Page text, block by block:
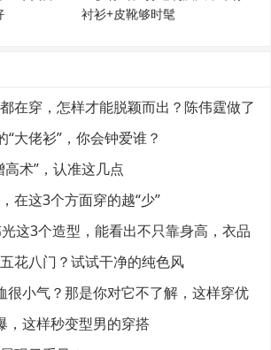
衬衫+皮靴够时髦
在穿，怎样才能脱颖而出？陈伟霆做了
“大佬衫”，你会钟爱谁？
高术”，认准这几点
在这3个方面穿的越“少”
这3个造型，能看出不只靠身高，衣品
花八门？试试干净的纯色风
很小气？那是你对它不了解，这样穿优
，这样秒变型男的穿搭